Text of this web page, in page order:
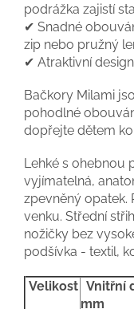
podrážka zajistí
✔ Snadné
zip nebo pružný
✔ Atraktivní design
Bačkory Milami
pohodlné
dopřejte dětem
Lehké s ohebnou
vyjímatelná,
zpevněný opatek.
venku. Střední
nožičky bez
podšívka - textil,
Velikost Vnitřní
mm